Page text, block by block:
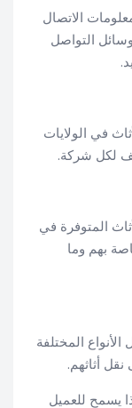
الاتصال
التواصل
في الولايات
لكل شركة.
المتوفرة في
بهم وما
المختلفة
أثاثهم.
يسمح للعميل